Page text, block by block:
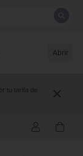
Abrir
tu tarifa de